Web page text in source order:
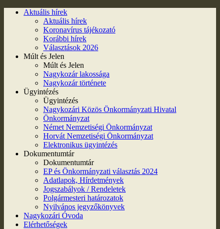
Aktuális hírek
Aktuális hírek
Koronavírus tájékozató
Korábbi hírek
Választások 2026
Múlt és Jelen
Múlt és Jelen
Nagykozár lakossága
Nagykozár története
Ügyintézés
Ügyintézés
Nagykozári Közös Önkormányzati Hivatal
Önkormányzat
Német Nemzetiségi Önkormányzat
Horvát Nemzetiségi Önkormányzat
Elektronikus ügyintézés
Dokumentumtár
Dokumentumtár
EP és Önkormányzati választás 2024
Adatlapok, Hírdetmények
Jogszabályok / Rendeletek
Polgármesteri határozatok
Nyilvános jegyzőkönyvek
Nagykozári Óvoda
Elérhetőségek